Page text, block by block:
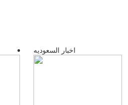
اخبار السعوديه